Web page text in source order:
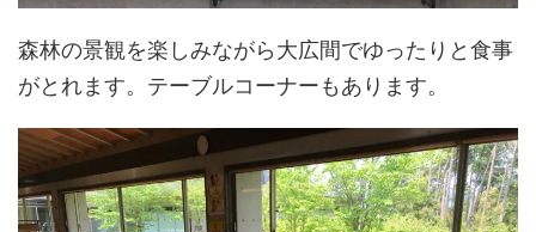
森林の景観を楽しみながら大広間でゆったりと食事
がとれます。テーブルコーナーもあります。